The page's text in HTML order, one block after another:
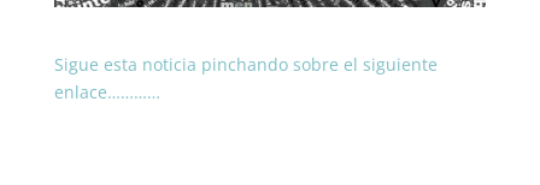
Sigue esta noticia pinchando sobre el siguiente
enlace…………